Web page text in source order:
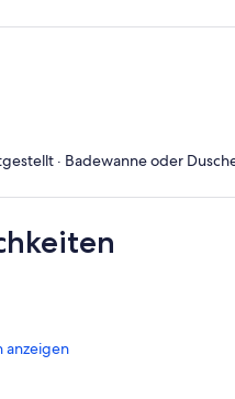
· Badewanne oder
anzeigen